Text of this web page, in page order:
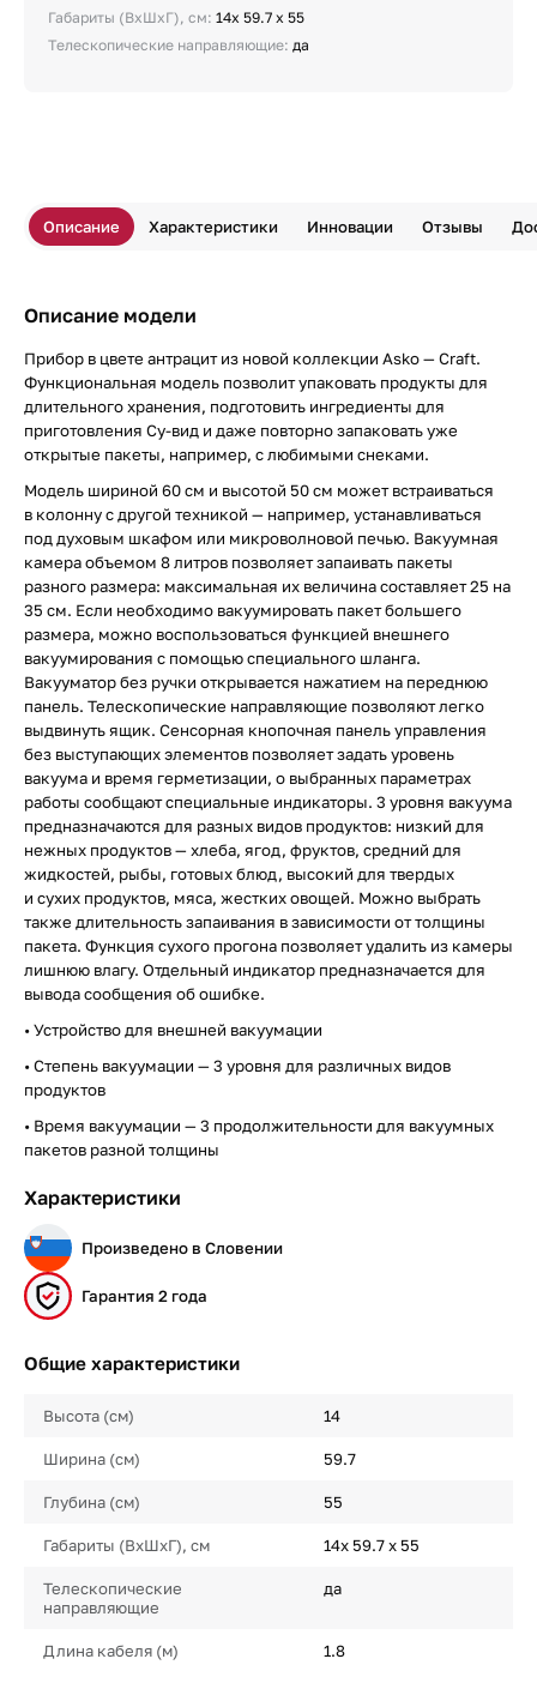
Габариты (ВхШхГ), см: 14х 59.7 х 55
Телескопические направляющие: да
Описание Характеристики Инновации Отзывы
Описание модели
Прибор в цвете антрацит из новой коллекции Asko — Craft.
Функциональная модель позволит упаковать продукты для
длительного хранения, подготовить ингредиенты для
приготовления Су-вид и даже повторно запаковать уже
открытые пакеты, например, с любимыми снеками.
Модель шириной 60 см и высотой 50 см может встраиваться
в колонну с другой техникой — например, устанавливаться
под духовым шкафом или микроволновой печью. Вакуумная
камера объемом 8 литров позволяет запаивать пакеты
разного размера: максимальная их величина составляет 25 на
35 см. Если необходимо вакуумировать пакет большего
размера, можно воспользоваться функцией внешнего
вакуумирования с помощью специального шланга.
Вакууматор без ручки открывается нажатием на переднюю
панель. Телескопические направляющие позволяют легко
выдвинуть ящик. Сенсорная кнопочная панель управления
без выступающих элементов позволяет задать уровень
вакуума и время герметизации, о выбранных параметрах
работы сообщают специальные индикаторы. 3 уровня вакуума
предназначаются для разных видов продуктов: низкий для
нежных продуктов — хлеба, ягод, фруктов, средний для
жидкостей, рыбы, готовых блюд, высокий для твердых
и сухих продуктов, мяса, жестких овощей. Можно выбрать
также длительность запаивания в зависимости от толщины
пакета. Функция сухого прогона позволяет удалить из камеры
лишнюю влагу. Отдельный индикатор предназначается для
вывода сообщения об ошибке.
• Устройство для внешней вакуумации
• Степень вакуумации — 3 уровня для различных видов
продуктов
• Время вакуумации — 3 продолжительности для вакуумных
пакетов разной толщины
Характеристики
Произведено в Словении
Гарантия 2 года
Общие характеристики
Высота (см) 14
Ширина (см) 59.7
Глубина (см) 55
Габариты (ВхШхГ), см 14х 59.7 х 55
Телескопические
направляющие
да
Длина кабеля (м) 1.8